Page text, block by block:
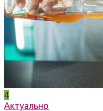
4
Актуально